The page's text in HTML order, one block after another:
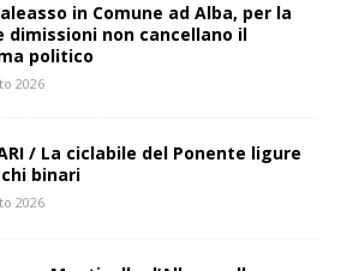
in Comune ad Alba, per la
dimissioni non cancellano il
politico
2026
/ La ciclabile del Ponente ligure
binari
2026